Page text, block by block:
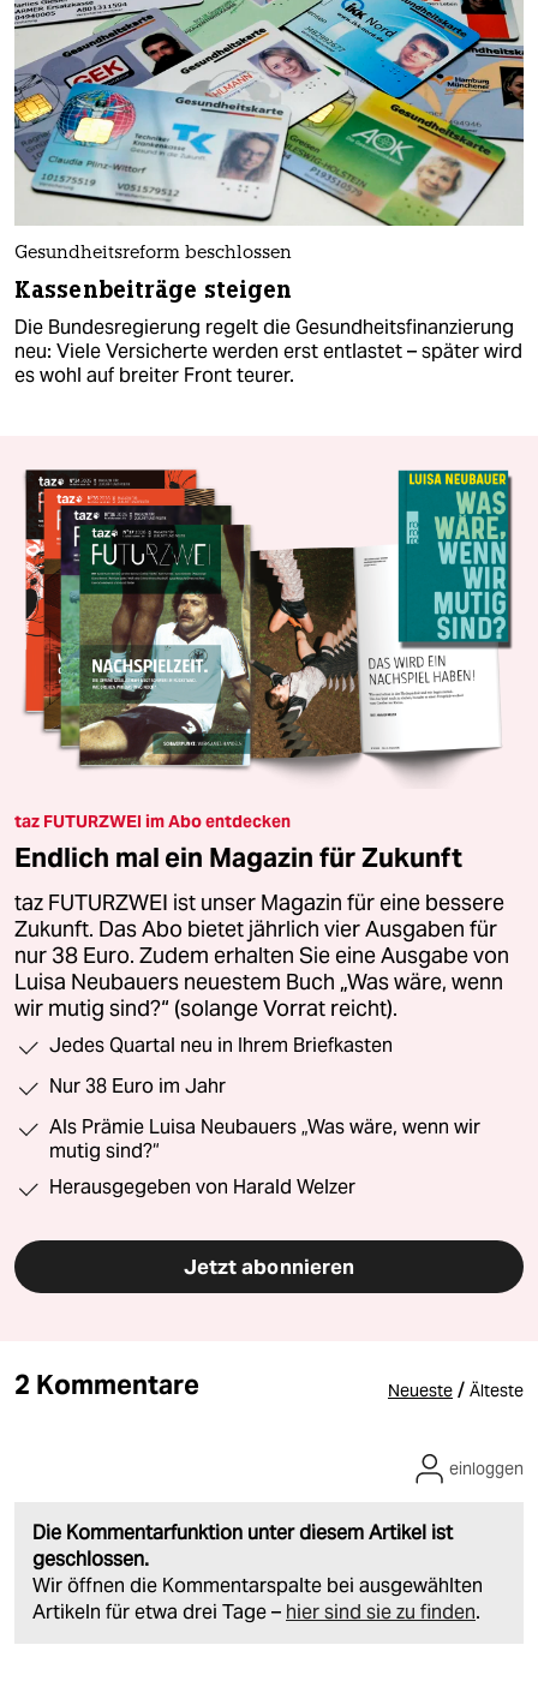
Gesundheitsreform beschlossen
Kassenbeiträge steigen
Die Bundesregierung regelt die Gesundheitsfinanzierung
neu: Viele Versicherte werden erst entlastet – später wird
es wohl auf breiter Front teurer.
taz FUTURZWEI im Abo entdecken
Endlich mal ein Magazin für Zukunft
taz FUTURZWEI ist unser Magazin für eine bessere
Zukunft. Das Abo bietet jährlich vier Ausgaben für
nur 38 Euro. Zudem erhalten Sie eine Ausgabe von
Luisa Neubauers neuestem Buch „Was wäre, wenn
wir mutig sind?“ (solange Vorrat reicht).
Jedes Quartal neu in Ihrem Briefkasten
Nur 38 Euro im Jahr
Als Prämie Luisa Neubauers „Was wäre, wenn wir
mutig sind?“
Herausgegeben von Harald Welzer
Jetzt abonnieren
2 Kommentare Neueste / Älteste
Die Kommentarfunktion unter diesem Artikel ist
geschlossen.
Wir öffnen die Kommentarspalte bei ausgewählten
Artikeln für etwa drei Tage – hier sind sie zu finden.
einloggen